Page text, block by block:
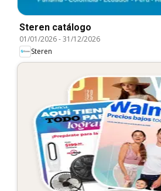
Steren catálogo
01/01/2026-31/12/2026
Steren